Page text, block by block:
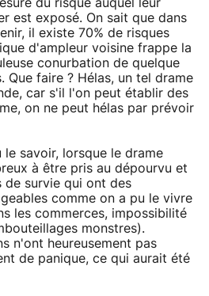
du risque auquel leur
est exposé. On sait que dans
il existe 70% de risques
d'ampleur voisine frappe la
conurbation de quelque
Que faire ? Hélas, un tel drame
car s'il l'on peut établir des
on ne peut hélas par prévoir
le savoir, lorsque le drame
à être pris au dépourvu et
de survie qui ont des
comme on a pu le vivre
les commerces, impossibilité
monstres).
n'ont heureusement pas
de panique, ce qui aurait été